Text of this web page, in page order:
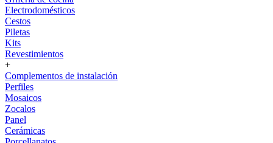
Electrodomésticos
Cestos
Piletas
Kits
Revestimientos
+
Complementos de instalación
Perfiles
Mosaicos
Zocalos
Panel
Cerámicas